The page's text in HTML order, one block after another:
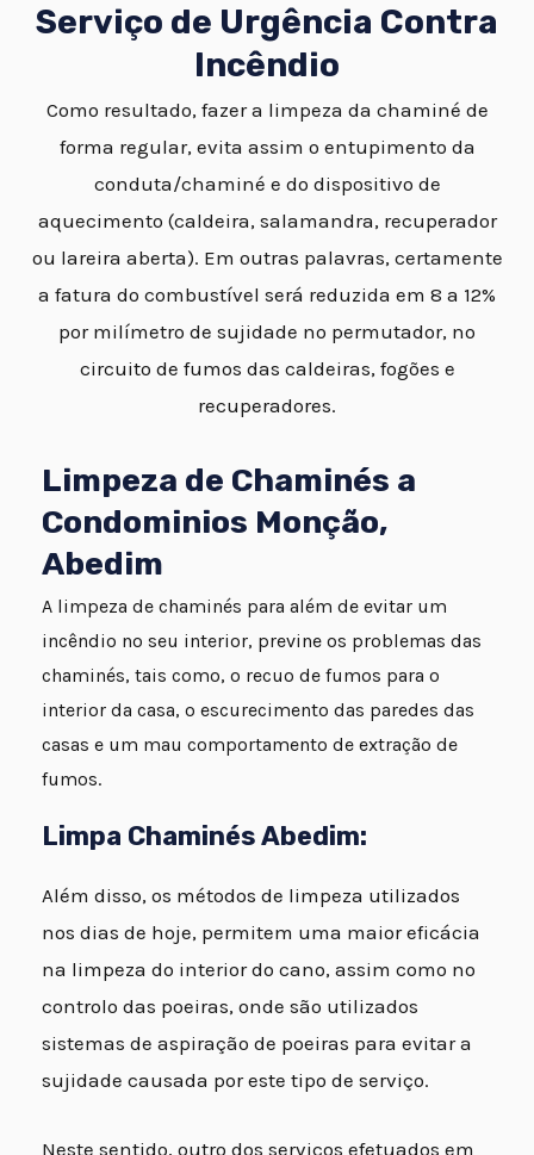
Serviço de Urgência Contra
Incêndio
Como resultado, fazer a limpeza da chaminé de
forma regular, evita assim o entupimento da
conduta/chaminé e do dispositivo de
aquecimento (caldeira, salamandra, recuperador
ou lareira aberta). Em outras palavras, certamente
a fatura do combustível será reduzida em 8 a 12%
por milímetro de sujidade no permutador, no
circuito de fumos das caldeiras, fogões e
recuperadores.
Limpeza de Chaminés a
Condominios Monção,
Abedim
A limpeza de chaminés para além de evitar um
incêndio no seu interior, previne os problemas das
chaminés, tais como, o recuo de fumos para o
interior da casa, o escurecimento das paredes das
casas e um mau comportamento de extração de
fumos.
Limpa Chaminés Abedim:
Além disso, os métodos de limpeza utilizados
nos dias de hoje, permitem uma maior eficácia
na limpeza do interior do cano, assim como no
controlo das poeiras, onde são utilizados
sistemas de aspiração de poeiras para evitar a
sujidade causada por este tipo de serviço.
Neste sentido, outro dos serviços efetuados em